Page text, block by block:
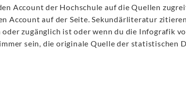
Account der Hochschule auf die Quellen
Account auf der Seite. Sekundärliteratur
oder zugänglich ist oder wenn du die Infografik
sein, die originale Quelle der statistischen